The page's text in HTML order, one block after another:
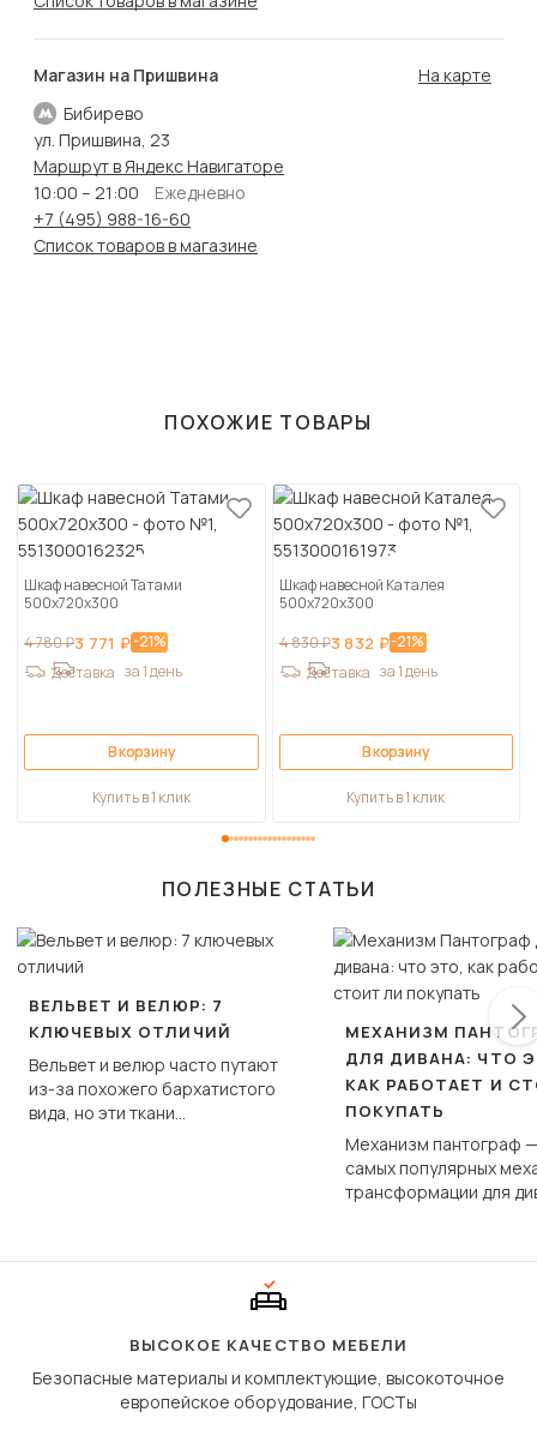
Магазин на Пришвина
Бибирево
На карте
ул. Пришвина, 23
Маршрут в Яндекс Навигаторе
10:00 – 21:00
Ежедневно
+7 (495) 988-16-60
Список товаров в магазине
ПОХОЖИЕ ТОВАРЫ
Шкаф навесной Татами
500х720х300
4 780 ₽3 771 ₽-21%
Доставка за 1 день
В корзину
Купить в 1 клик
Шкаф навесной Каталея
500х720х300
4 830 ₽3 832 ₽-21%
Доставка за 1 день
В корзину
Купить в 1 клик
ПОЛЕЗНЫЕ СТАТЬИ
ВЕЛЬВЕТ И ВЕЛЮР: 7
КЛЮЧЕВЫХ ОТЛИЧИЙ
Вельвет и велюр часто путают
из-за похожего бархатистого
вида, но эти ткани
МЕХАНИЗМ
ДЛЯ ДИВАНА: ЧТО
КАК РАБОТАЕТ И
ПОКУПАТЬ
Механизм пантограф
самых популярных
трансформации для
сиденье не
дугообразной
ВЫСОКОЕ КАЧЕСТВО МЕБЕЛИ
Безопасные материалы и комплектующие, высокоточное
европейское оборудование, ГОСТы